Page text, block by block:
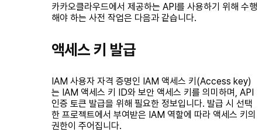
카카오클라우드에서 제공하는 API를 사용하기 위해 수행
해야 하는 사전 작업은 다음과 같습니다.
액세스 키 발급
IAM 사용자 자격 증명인 IAM 액세스 키(Access key)
는 IAM 액세스 키 ID와 보안 액세스 키를 의미하며, API
인증 토큰 발급을 위해 필요한 정보입니다. 발급 시 선택
한 프로젝트에서 부여받은 IAM 역할에 따라 액세스 키의
권한이 주어집니다.